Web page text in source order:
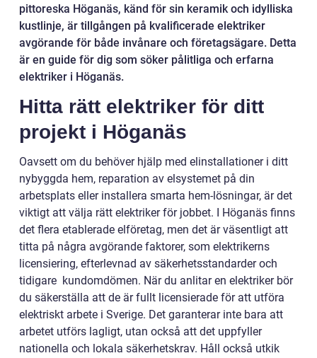
pittoreska Höganäs, känd för sin keramik och idylliska
kustlinje, är tillgången på kvalificerade elektriker
avgörande för både invånare och företagsägare. Detta
är en guide för dig som söker pålitliga och erfarna
elektriker i Höganäs.
Hitta rätt elektriker för ditt
projekt i Höganäs
Oavsett om du behöver hjälp med elinstallationer i ditt
nybyggda hem, reparation av elsystemet på din
arbetsplats eller installera smarta hem-lösningar, är det
viktigt att välja rätt elektriker för jobbet. I Höganäs finns
det flera etablerade elföretag, men det är väsentligt att
titta på några avgörande faktorer, som elektrikerns
licensiering, efterlevnad av säkerhetsstandarder och
tidigare kundomdömen. När du anlitar en elektriker bör
du säkerställa att de är fullt licensierade för att utföra
elektriskt arbete i Sverige. Det garanterar inte bara att
arbetet utförs lagligt, utan också att det uppfyller
nationella och lokala säkerhetskrav. Håll också utkik